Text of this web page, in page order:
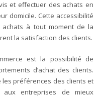
et effectuer des achats en
domicile. Cette accessibilité
à tout moment de la
la satisfaction des clients.
est la possibilité de
d’achat des clients.
préférences des clients et
aux entreprises de mieux